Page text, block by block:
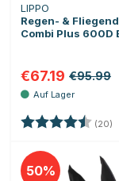
LIPPO
Regen- &
Combi Plus 600D
€67.19 €95.99
Bewertung: (20)
50